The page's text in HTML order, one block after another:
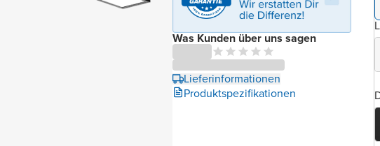
Was Kunden über uns sagen
Lieferinformationen
Produktspezifikationen